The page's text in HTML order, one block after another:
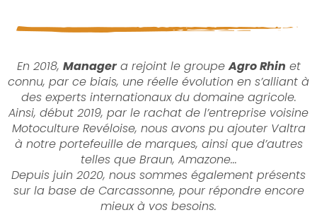
En 2018, Managera rejoint le groupeAgro Rhin et
connu, par ce biais, une réelle évolution en s’alliant à
des experts internationaux du domaine agricole.
Ainsi, début 2019, par le rachat de l’entreprise voisine
Motoculture Revéloise, nous avons pu ajouter Valtra
à notre portefeuille de marques, ainsi que d’autres
telles que Braun, Amazone...
Depuis juin 2020, nous sommes également présents
sur la base de Carcassonne, pour répondre encore
mieux à vos besoins.